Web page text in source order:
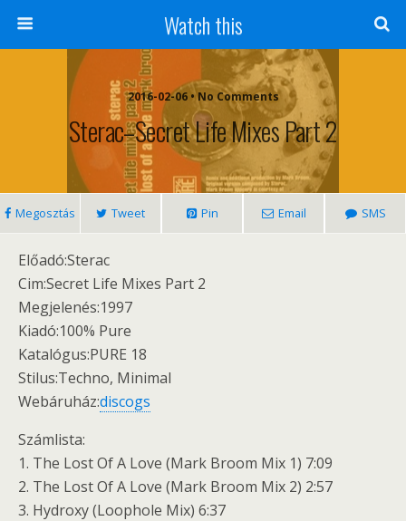
Watch this
2016-02-06 • No Comments
Sterac–Secret Life Mixes Part 2
Megosztás Tweet Pin Email SMS
Előadó:Sterac
Cim:Secret Life Mixes Part 2 ‎
Megjelenés:1997
Kiadó:100% Pure ‎ ‎
Katalógus:PURE 18
Stilus:Techno, Minimal
Webáruház:discogs
Számlista:
1. The Lost Of A Love (Mark Broom Mix 1) 7:09
2. The Lost Of A Love (Mark Broom Mix 2) 2:57
3. Hydroxy (Loophole Mix) 6:37